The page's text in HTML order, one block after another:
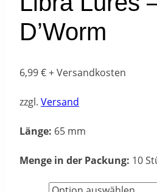
D’Worm
6,99€+ Versandkosten
zzgl. Versand
Länge: 65 mm
Menge in der Packung: 10